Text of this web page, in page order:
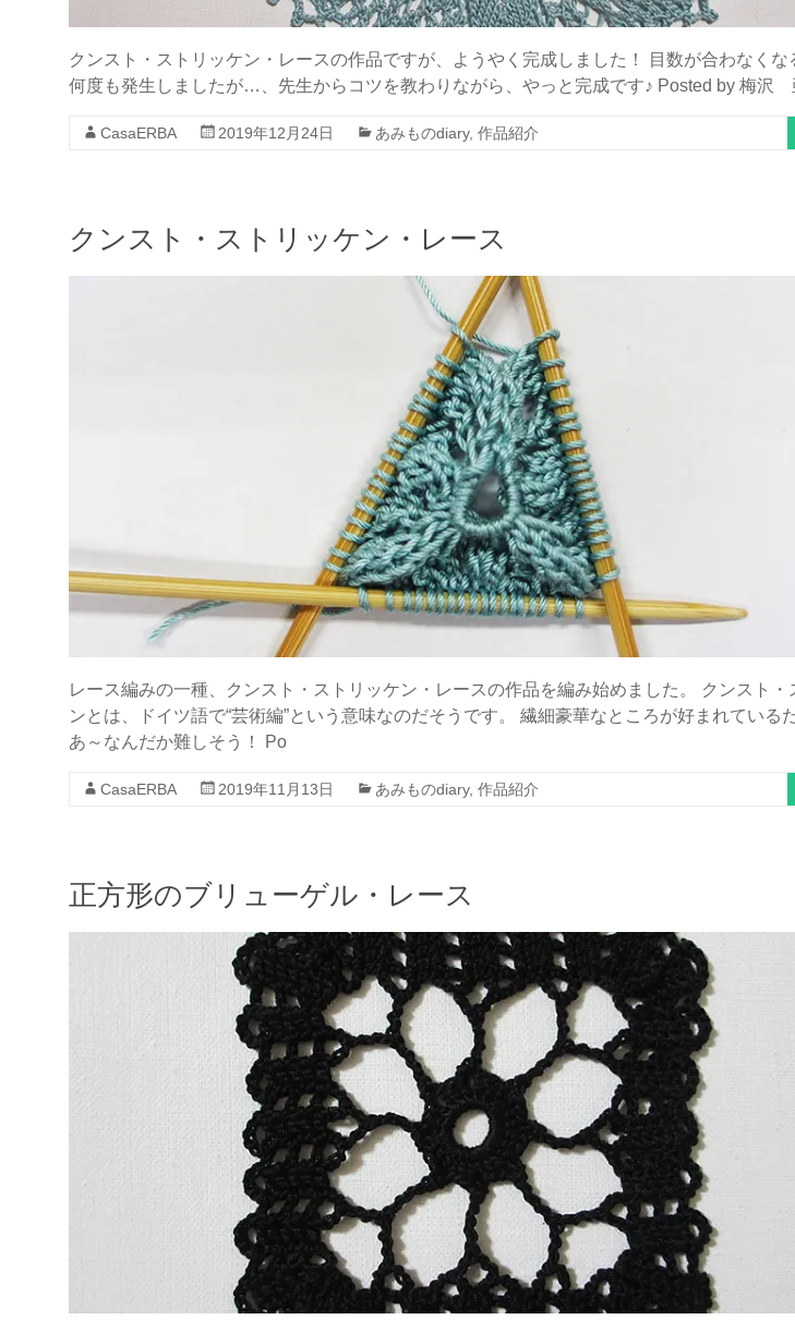
クンスト・ストリッケン・レースの作品ですが、ようやく完成しました！ 目数が合わなくな
何度も発生しましたが…、先生からコツを教わりながら、やっと完成です♪ Posted by 梅沢
CasaERBA 2019年12月24日 あみものdiary, 作品紹介
クンスト・ストリッケン・レース
レース編みの一種、クンスト・ストリッケン・レースの作品を編み始めました。 クンスト・
ンとは、ドイツ語で“芸術編”という意味なのだそうです。 繊細豪華なところが好まれている
あ～なんだか難しそう！ Po
CasaERBA 2019年11月13日 あみものdiary, 作品紹介
正方形のブリューゲル・レース